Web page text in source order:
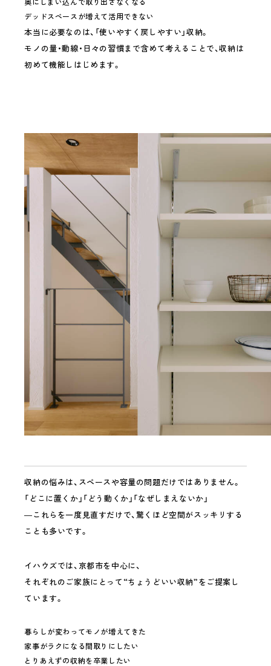
デッドスペースが増えて活用できない
本当に必要なのは、「使いやすく戻しやすい」収納。
モノの量・動線・日々の習慣まで含めて考えることで、収納は
初めて機能しはじめます。
収納の悩みは、スペースや容量の問題だけではありません。
「どこに置くか」「どう動くか」「なぜしまえないか」
―これらを一度見直すだけで、驚くほど空間がスッキリする
ことも多いです。
イハウズでは、京都市を中心に、
それぞれのご家族にとって“ちょうどいい収納”をご提案し
ています。
暮らしが変わってモノが増えてきた
家事がラクになる間取りにしたい
とりあえずの収納を卒業したい